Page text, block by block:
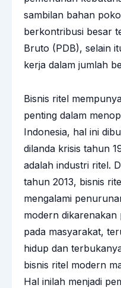
sambilan bahan
berkontribusi besar
Bruto (PDB), selain
kerja dalam jumlah
Bisnis ritel
penting dalam
Indonesia, hal ini
dilanda krisis tahun
adalah industri ritel.
tahun 2013, bisnis
mengalami
modern
pada masyarakat,
hidup dan
bisnis ritel modern
Hal inilah menjadi